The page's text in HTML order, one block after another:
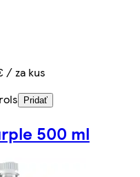
/ za kus
Pridať
500 ml